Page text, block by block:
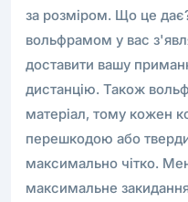
за розміром. Що це
вольфрамом у вас
доставити вашу
дистанцію. Також
матеріал, тому кожен
перешкодою або
максимально чітко.
максимальне